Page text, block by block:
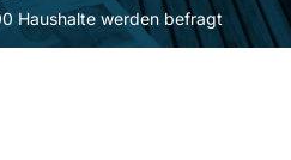
Haushalte werden befragt